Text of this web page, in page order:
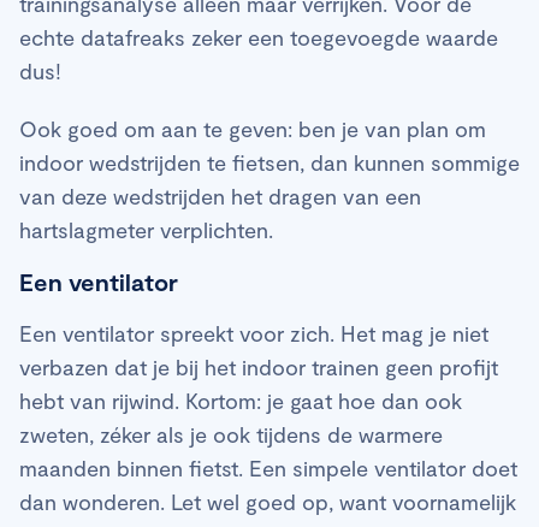
echte datafreaks zeker een toegevoegde waarde
dus!
Ook goed om aan te geven: ben je van plan om
indoor wedstrijden te fietsen, dan kunnen sommige
van deze wedstrijden het dragen van een
hartslagmeter verplichten.
Een ventilator
Een ventilator spreekt voor zich. Het mag je niet
verbazen dat je bij het indoor trainen geen profijt
hebt van rijwind. Kortom: je gaat hoe dan ook
zweten, zéker als je ook tijdens de warmere
maanden binnen fietst. Een simpele ventilator doet
dan wonderen. Let wel goed op, want voornamelijk